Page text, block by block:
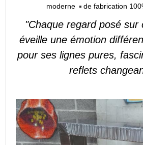
moderne
de fabrication
"Chaque regard posé sur
éveille une émotion
pour ses lignes pures,
reflets